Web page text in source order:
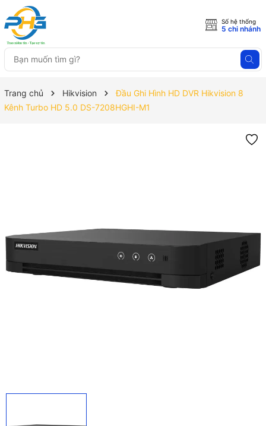
Số hệ thống
5 chi nhánh
Trang chủ Hikvision
Đầu Ghi Hình HD DVR Hikvision 8
Kênh Turbo HD 5.0 DS-7208HGHI-M1